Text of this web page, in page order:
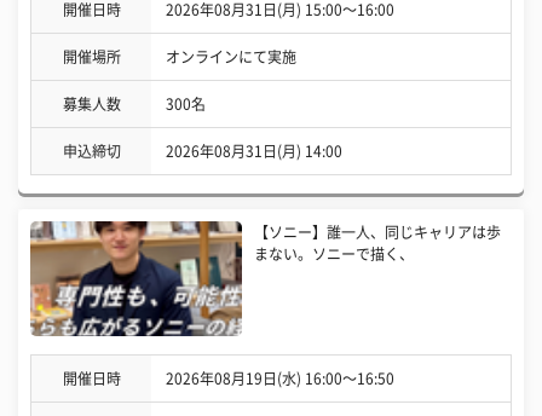
開催日時 2026年08月31日(月) 15:00〜16:00
開催場所 オンラインにて実施
募集人数 300名
申込締切 2026年08月31日(月) 14:00
【ソニー】誰一人、同じキャリアは歩
まない。ソニーで描く、
開催日時 2026年08月19日(水) 16:00〜16:50